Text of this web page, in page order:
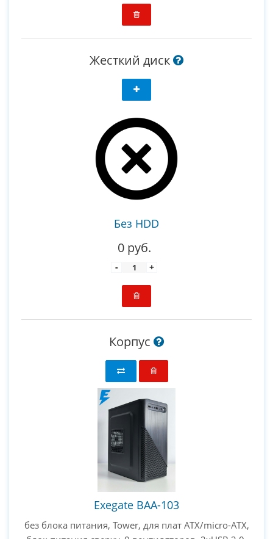
Жесткий диск
Без HDD
0 руб.
- +
Корпус
Exegate BAA-103
без блока питания, Tower, для плат ATX/micro-ATX,